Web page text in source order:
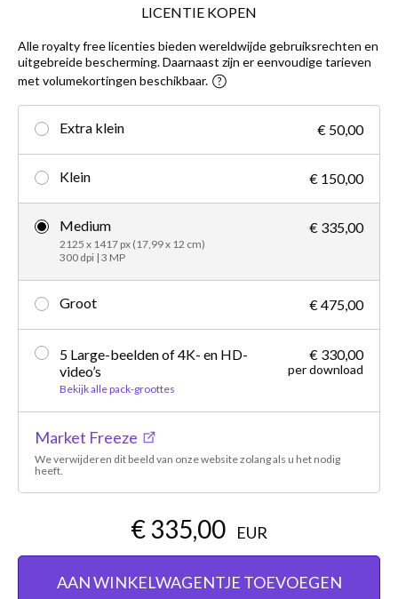
LICENTIE KOPEN
Alle royalty free licenties bieden wereldwijde gebruiksrechten en
uitgebreide bescherming. Daarnaast zijn er eenvoudige tarieven
met volumekortingen beschikbaar.
Extra klein € 50,00
Klein € 150,00
Medium
2125 x 1417 px (17,99 x 12 cm)
300 dpi | 3 MP
€ 335,00
Groot € 475,00
5 Large-beelden of 4K- en HD-
video’s
Bekijk alle pack-groottes
€ 330,00
per download
Market Freeze
We verwijderen dit beeld van onze website zolang als u het nodig
heeft.
€ 335,00 EUR
AAN WINKELWAGENTJE TOEVOEGEN